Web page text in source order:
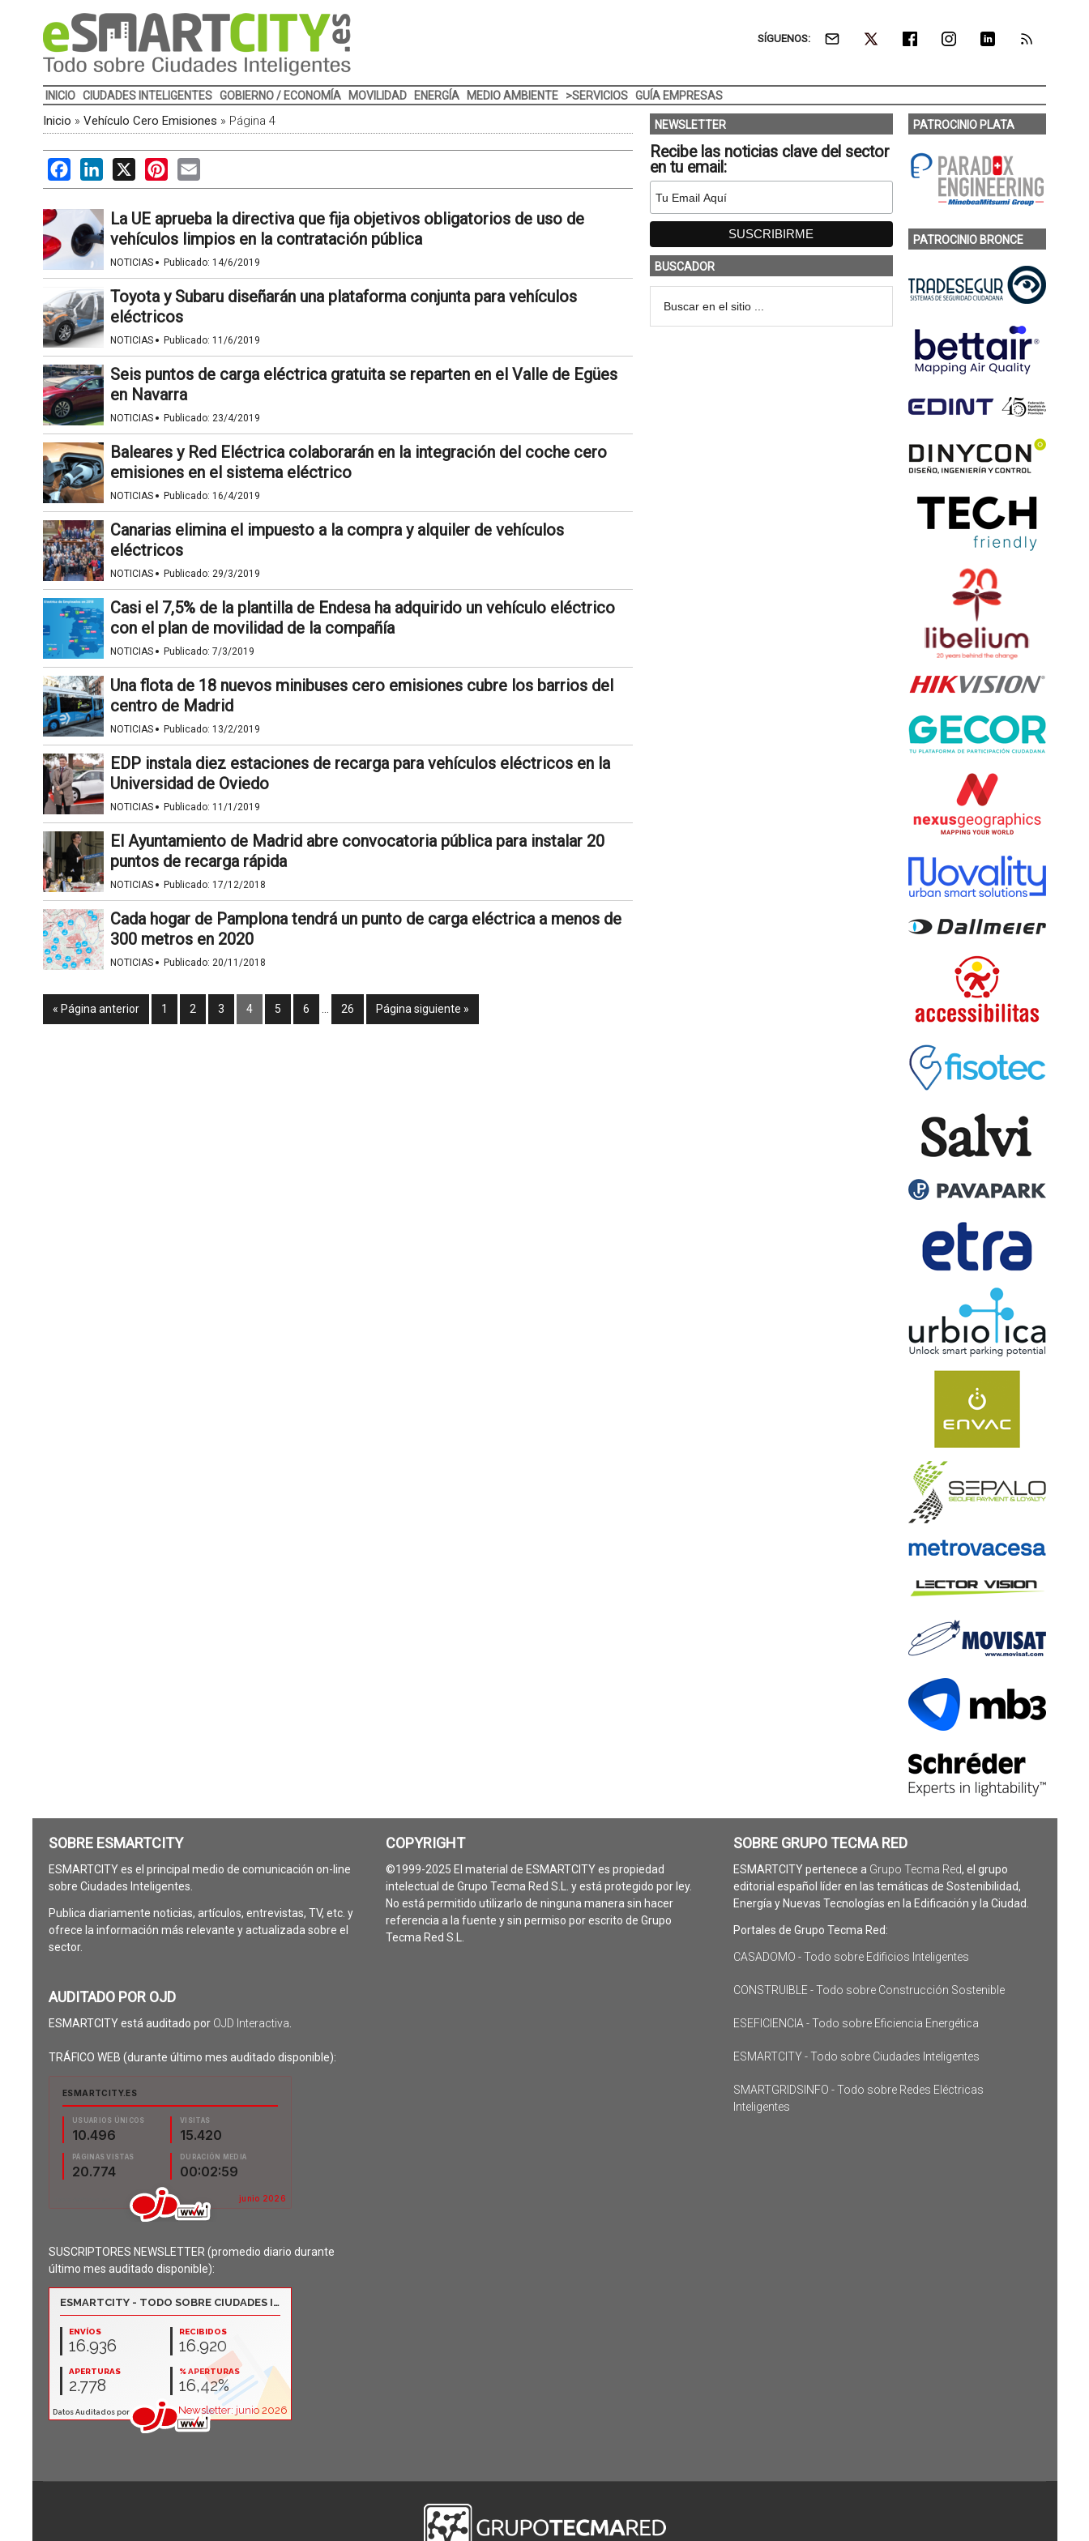
SÍGUENOS:
INICIO CIUDADES INTELIGENTES GOBIERNO / ECONOMÍA MOVILIDAD ENERGÍA MEDIO AMBIENTE >SERVICIOS GUÍA EMPRESAS
Inicio » Vehículo Cero Emisiones » Página 4
FacebookLinkedIn
X PinterestEmail
La UE aprueba la directiva que fija objetivos obligatorios de uso de
vehículos limpios en la contratación pública
NOTICIAS · Publicado: 14/6/2019
Toyota y Subaru diseñarán una plataforma conjunta para vehículos
eléctricos
NOTICIAS · Publicado: 11/6/2019
Seis puntos de carga eléctrica gratuita se reparten en el Valle de Egües
en Navarra
NOTICIAS · Publicado: 23/4/2019
Baleares y Red Eléctrica colaborarán en la integración del coche cero
emisiones en el sistema eléctrico
NOTICIAS · Publicado: 16/4/2019
Canarias elimina el impuesto a la compra y alquiler de vehículos
eléctricos
NOTICIAS · Publicado: 29/3/2019
Casi el 7,5% de la plantilla de Endesa ha adquirido un vehículo eléctrico
con el plan de movilidad de la compañía
NOTICIAS · Publicado: 7/3/2019
Una flota de 18 nuevos minibuses cero emisiones cubre los barrios del
centro de Madrid
NOTICIAS · Publicado: 13/2/2019
EDP instala diez estaciones de recarga para vehículos eléctricos en la
Universidad de Oviedo
NOTICIAS · Publicado: 11/1/2019
El Ayuntamiento de Madrid abre convocatoria pública para instalar 20
puntos de recarga rápida
NOTICIAS · Publicado: 17/12/2018
Cada hogar de Pamplona tendrá un punto de carga eléctrica a menos de
300 metros en 2020
NOTICIAS · Publicado: 20/11/2018
« Página anterior 1 2 3 4 5 6 26 Página siguiente »
NEWSLETTER
Recibe las noticias clave del sector
en tu email:
BUSCADOR
PATROCINIO PLATA
PATROCINIO BRONCE
SOBRE ESMARTCITY
ESMARTCITY es el principal medio de comunicación on-line
sobre Ciudades Inteligentes.
Publica diariamente noticias, artículos, entrevistas, TV, etc. y
ofrece la información más relevante y actualizada sobre el
sector.
AUDITADO POR OJD
ESMARTCITY está auditado por OJD Interactiva
TRÁFICO WEB (durante último mes auditado disponible):
SUSCRIPTORES NEWSLETTER (promedio diario durante
último mes auditado disponible):
COPYRIGHT
©1999-2025 El material de ESMARTCITY es propiedad
intelectual de Grupo Tecma Red S.L. y está protegido por ley.
No está permitido utilizarlo de ninguna manera sin hacer
referencia a la fuente y sin permiso por escrito de Grupo
Tecma Red S.L.
SOBRE GRUPO TECMA RED
ESMARTCITY pertenece a Grupo Tecma Red, el grupo
editorial español líder en las temáticas de Sostenibilidad,
Energía y Nuevas Tecnologías en la Edificación y la Ciudad.
Portales de Grupo Tecma Red:
CASADOMO - Todo sobre Edificios Inteligentes
CONSTRUIBLE - Todo sobre Construcción Sostenible
ESEFICIENCIA - Todo sobre Eficiencia Energética
ESMARTCITY - Todo sobre Ciudades Inteligentes
SMARTGRIDSINFO - Todo sobre Redes Eléctricas
Inteligentes